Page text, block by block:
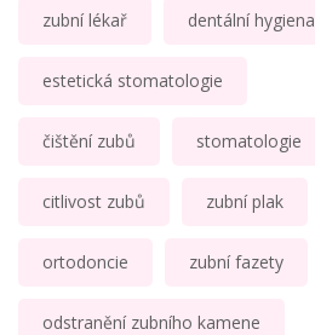
zubní lékař dentální hygiena
estetická stomatologie
čištění zubů stomatologie
citlivost zubů zubní plak
ortodoncie zubní fazety
odstranění zubního kamene